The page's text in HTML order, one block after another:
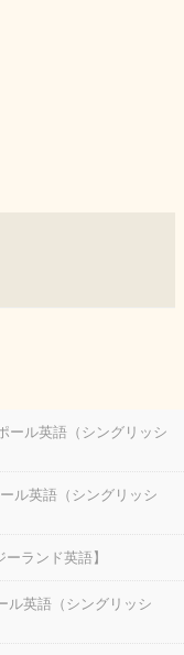
ール英語（シングリッシ
ル英語（シングリッシ
ランド英語】
ル英語（シングリッシ